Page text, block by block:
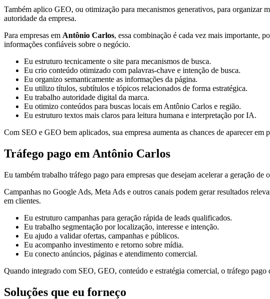
Também aplico GEO, ou otimização para mecanismos generativos, para organizar
autoridade da empresa.
Para empresas em Antônio Carlos, essa combinação é cada vez mais importante,
informações confiáveis sobre o negócio.
Eu estruturo tecnicamente o site para mecanismos de busca.
Eu crio conteúdo otimizado com palavras-chave e intenção de busca.
Eu organizo semanticamente as informações da página.
Eu utilizo títulos, subtítulos e tópicos relacionados de forma estratégica.
Eu trabalho autoridade digital da marca.
Eu otimizo conteúdos para buscas locais em Antônio Carlos e região.
Eu estruturo textos mais claros para leitura humana e interpretação por IA.
Com SEO e GEO bem aplicados, sua empresa aumenta as chances de aparecer
Tráfego pago em Antônio Carlos
Eu também trabalho tráfego pago para empresas que desejam acelerar a geração
Campanhas no Google Ads, Meta Ads e outros canais podem gerar resultados
em clientes.
Eu estruturo campanhas para geração rápida de leads qualificados.
Eu trabalho segmentação por localização, interesse e intenção.
Eu ajudo a validar ofertas, campanhas e públicos.
Eu acompanho investimento e retorno sobre mídia.
Eu conecto anúncios, páginas e atendimento comercial.
Quando integrado com SEO, GEO, conteúdo e estratégia comercial, o tráfego pago
Soluções que eu forneço